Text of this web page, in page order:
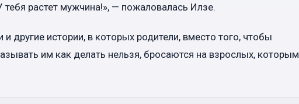
тебя растет мужчина!», — пожаловалась Илзе.
другие истории, в которых родители, вместо того, чтобы
им как делать нельзя, бросаются на взрослых, которым